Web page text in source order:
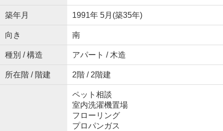
築年月 1991年 5月(築35年)
向き 南
種別 / 構造 アパート / 木造
所在階 / 階建 2階 / 2階建
ペット相談
室内洗濯機置場
フローリング
プロパンガス